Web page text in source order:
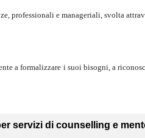
professionali e manageriali, svolta
a formalizzare i suoi bisogni, a
servizi di counselling e